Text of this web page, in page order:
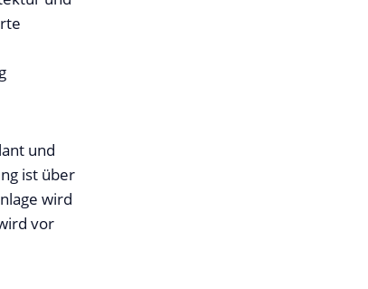
und
ist über
wird
vor